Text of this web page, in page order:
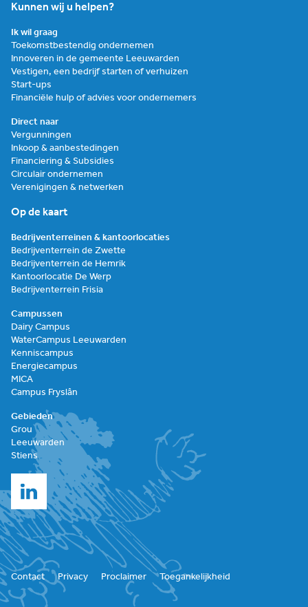
Kunnen wij u helpen?
Ik wil graag
Toekomstbestendig ondernemen
Innoveren in de gemeente Leeuwarden
Vestigen, een bedrijf starten of verhuizen
Start-ups
Financiële hulp of advies voor ondernemers
Direct naar
Vergunningen
Inkoop & aanbestedingen
Financiering & Subsidies
Circulair ondernemen
Verenigingen & netwerken
Op de kaart
Bedrijventerreinen & kantoorlocaties
Bedrijventerrein de Zwette
Bedrijventerrein de Hemrik
Kantoorlocatie De Werp
Bedrijventerrein Frisia
Campussen
Dairy Campus
WaterCampus Leeuwarden
Kenniscampus
Energiecampus
MICA
Campus Fryslân
Gebieden
Grou
Leeuwarden
Stiens
Contact Privacy Proclaimer Toegankelijkheid